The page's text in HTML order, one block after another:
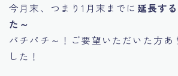
今月末、つまり1月末までに 延長す
た～
パチパチ～！ご要望いただいた方あ
した！